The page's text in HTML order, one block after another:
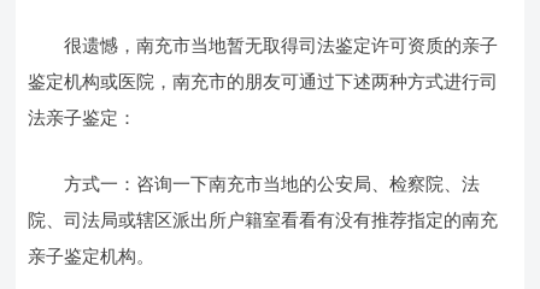
很遗憾，南充市当地暂无取得司法鉴定许可资质的亲子
鉴定机构或医院，南充市的朋友可通过下述两种方式进行司
法亲子鉴定：
方式一：咨询一下南充市当地的公安局、检察院、法
院、司法局或辖区派出所户籍室看看有没有推荐指定的南充
亲子鉴定机构。